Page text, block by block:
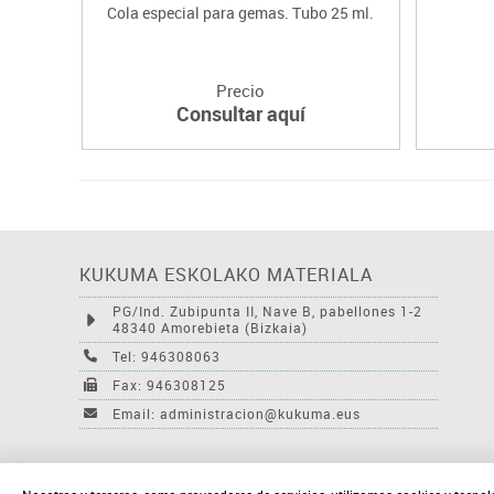
Cola especial para gemas. Tubo 25 ml.
Precio
Consultar aquí
KUKUMA ESKOLAKO MATERIALA
PG/Ind. Zubipunta II, Nave B, pabellones 1-2
48340 Amorebieta (Bizkaia)
Tel: 946308063
Fax: 946308125
Email: administracion@kukuma.eus